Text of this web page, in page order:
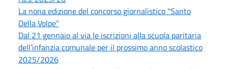
La nona edizione del concorso giornalistico "Santo
Della Volpe"
Dal 21 gennaio al via le iscrizioni alla scuola paritaria
dell’infanzia comunale per il prossimo anno scolastico
2025/2026